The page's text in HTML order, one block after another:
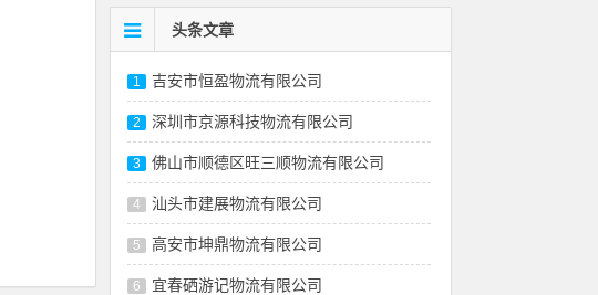
头条文章
1 吉安市恒盈物流有限公司
2 深圳市京源科技物流有限公司
3 佛山市顺德区旺三顺物流有限公司
4 汕头市建展物流有限公司
5 高安市坤鼎物流有限公司
6 宜春硒游记物流有限公司